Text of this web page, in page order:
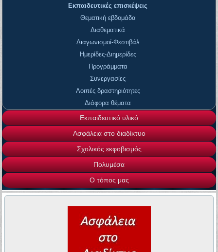
Εκπαιδευτικές επισκέψεις
Θεματική εβδομάδα
Διαθεματικά
Διαγωνισμοί-Φεστιβάλ
Ημερίδες-Διημερίδες
Προγράμματα
Συνεργασίες
Λοιπές δραστηριότητες
Διάφορα θέματα
Εκπαιδευτικό υλικό
Ασφάλεια στο διαδίκτυο
Σχολικός εκφοβισμός
Πολυμέσα
Ο τόπος μας